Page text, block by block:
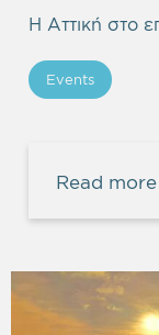
Η Αττική στο
Events
Read more